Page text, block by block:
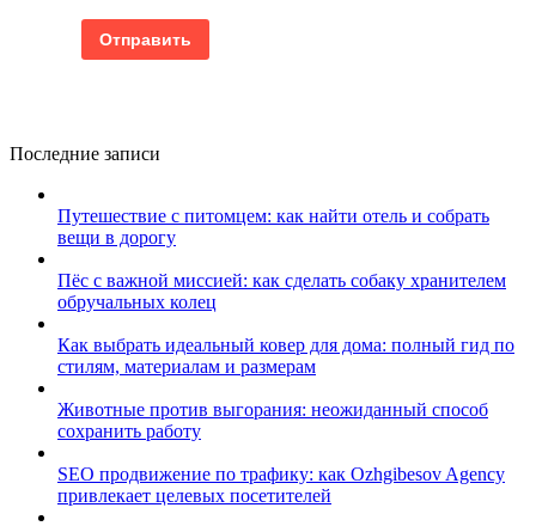
Последние записи
Путешествие с питомцем: как найти отель и собрать
вещи в дорогу
Пёс с важной миссией: как сделать собаку хранителем
обручальных колец
Как выбрать идеальный ковер для дома: полный гид по
стилям, материалам и размерам
Животные против выгорания: неожиданный способ
сохранить работу
SEO продвижение по трафику: как Ozhgibesov Agency
привлекает целевых посетителей